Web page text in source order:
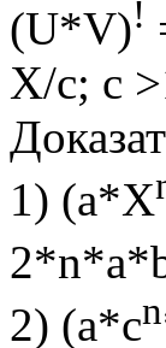
(U*V)!
X/c; c
1) (a*X
2) (a*cn